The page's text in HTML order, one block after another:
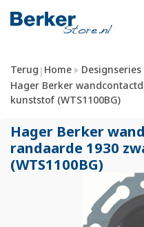
Terug | Home Designseries
Hager Berker
kunststof (WTS1100BG)
Hager Berker
randaarde 1930
(WTS1100BG)